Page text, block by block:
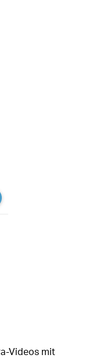
Videos mit